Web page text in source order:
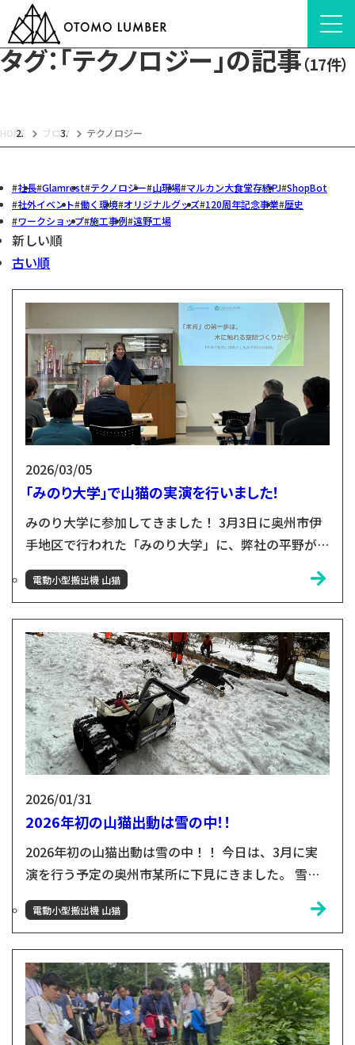
タグ：「テクノロジー」の記事（17件）
HOME ブログ テクノロジー
社長 Glamrest テクノロジー 山現場 マルカン大食堂存続PJ ShopBot
社外イベント 働く環境 オリジナルグッズ 120周年記念事業 歴史
ワークショップ 施工事例 遠野工場
新しい順
古い順
2026/03/05
「みのり大学」で山猫の実演を行いました！
みのり大学に参加してきました！ 3月3日に奥州市伊
手地区で行われた「みのり大学」に、弊社の平野が講
師役としてお招きいただきました！ 木材の活用方法
や花巻おもちゃ美術館についてご紹介しました。ま
実際に皆さんに遊んでいただきました！ 山猫の実演
も！ 会の終盤では、小友木材店の取り組みの一つと
して、山猫の実演もさせていただきました！井手地区
では、今後獣害対...
電動小型搬出機 山猫
2026/01/31
2026年初の山猫出動は雪の中！！
2026年初の山猫出動は雪の中！！ 今日は、3月に実
演を行う予定の奥州市某所に下見にきました。 雪の
中でも、山猫は元気に動きます！雪が固まって滑りや
すい場所だと、山猫が支えになって助かります😊 実
う予定で、現場の下見がてら実験をしました。やや
バッテリーの減りが早かったのものの急な斜面以外で
あれば、運搬できそうです！気になる3月の実演本番
の結果は、山...
電動小型搬出機 山猫